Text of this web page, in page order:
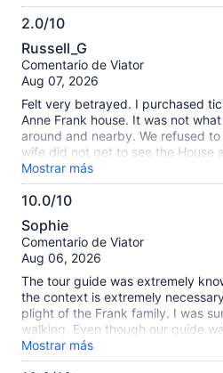
2.0/10
2.0
de
10
Russell_G
Comentario de Viator
Aug 07, 2026
Felt very betrayed. I purchased
Anne Frank house. It was not
around and nearby. We refused
wife did not get to see the House
apologized. Would like a refund.
Mostrar más
10.0/10
10.0
de
10
Sophie
Comentario de Viator
Aug 06, 2026
The tour guide was extremely
the context is extremely
plight of the Frank family. I was
walking. Even though our guide
covers a lot of turf. This is not for
Mostrar más